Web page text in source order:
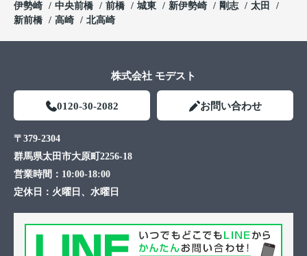
伊勢崎
中央前橋 前橋 城東 新伊勢崎 剛志
太田
新前橋
高崎 北高崎
株式会社 モデスト
0120-30-2082 お問い合わせ
〒379-2304
群馬県太田市大原町2256-18
営業時間： 10:00-18:00
定休日： 火曜日、水曜日